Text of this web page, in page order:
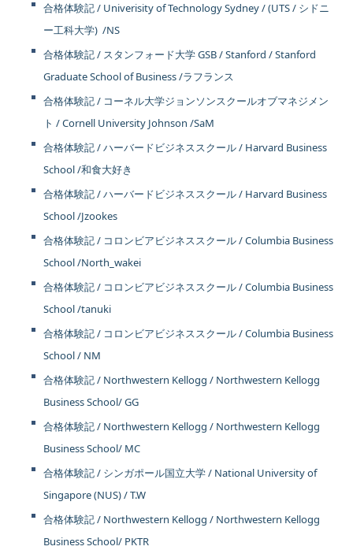
合格体験記 / Univerisity of Technology Sydney / (UTS / シドニ
ー工科大学) /NS
合格体験記 / スタンフォード大学 GSB / Stanford / Stanford
Graduate School of Business /ラフランス
合格体験記 / コーネル大学ジョンソンスクールオブマネジメン
ト / Cornell University Johnson /SaM
合格体験記 / ハーバードビジネススクール / Harvard Business
School /和食大好き
合格体験記 / ハーバードビジネススクール / Harvard Business
School /Jzookes
合格体験記 / コロンビアビジネススクール / Columbia Business
School /North_wakei
合格体験記 / コロンビアビジネススクール / Columbia Business
School /tanuki
合格体験記 / コロンビアビジネススクール / Columbia Business
School / NM
合格体験記 / Northwestern Kellogg / Northwestern Kellogg
Business School/ GG
合格体験記 / Northwestern Kellogg / Northwestern Kellogg
Business School/ MC
合格体験記 / シンガポール国立大学 / National University of
Singapore (NUS) / T.W
合格体験記 / Northwestern Kellogg / Northwestern Kellogg
Business School/ PKTR